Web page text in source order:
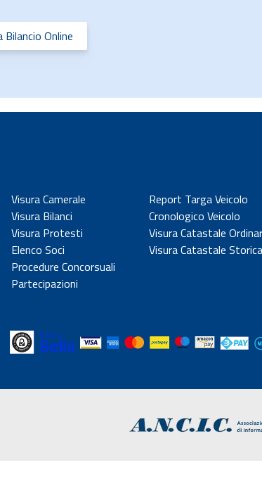
Bilancio Online
Visura Camerale
Visura Bilanci
Visura Protesti
Elenco Soci
Procedure Concorsuali
Partecipazioni
Report Targa Veicolo
Cronologico Veicolo
Visura Catastale
Visura Catastale Storica